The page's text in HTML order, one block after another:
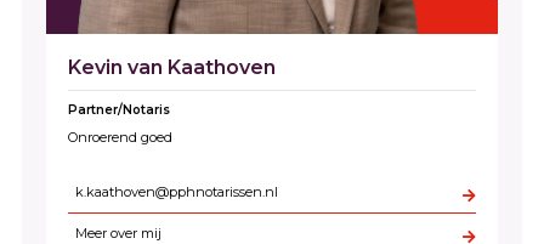
Kevin van Kaathoven
Partner/Notaris
Onroerend goed
k.kaathoven@pphnotarissen.nl
Meer over mij